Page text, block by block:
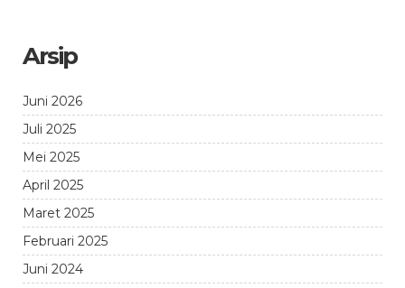
Arsip
Juni 2026
Juli 2025
Mei 2025
April 2025
Maret 2025
Februari 2025
Juni 2024